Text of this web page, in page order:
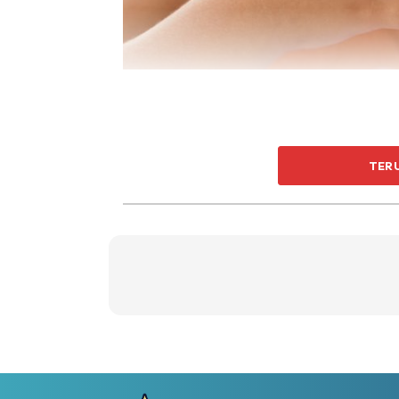
terguris dan terasa.